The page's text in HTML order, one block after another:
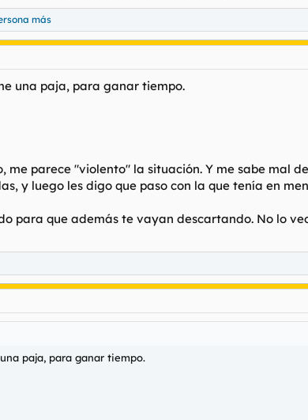
más
una paja, para ganar tiempo.
me parece "violento" la situación. Y me sabe mal
y luego les digo que paso con la que tenía en
para que además te vayan descartando. No lo
paja, para ganar tiempo.